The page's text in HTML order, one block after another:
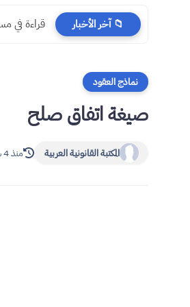
📁 آخر الأخبار مسجدات
نماذج العقود
صيغة اتفاق صلح
المكتبة القانونية العربية منذ 4 سنة